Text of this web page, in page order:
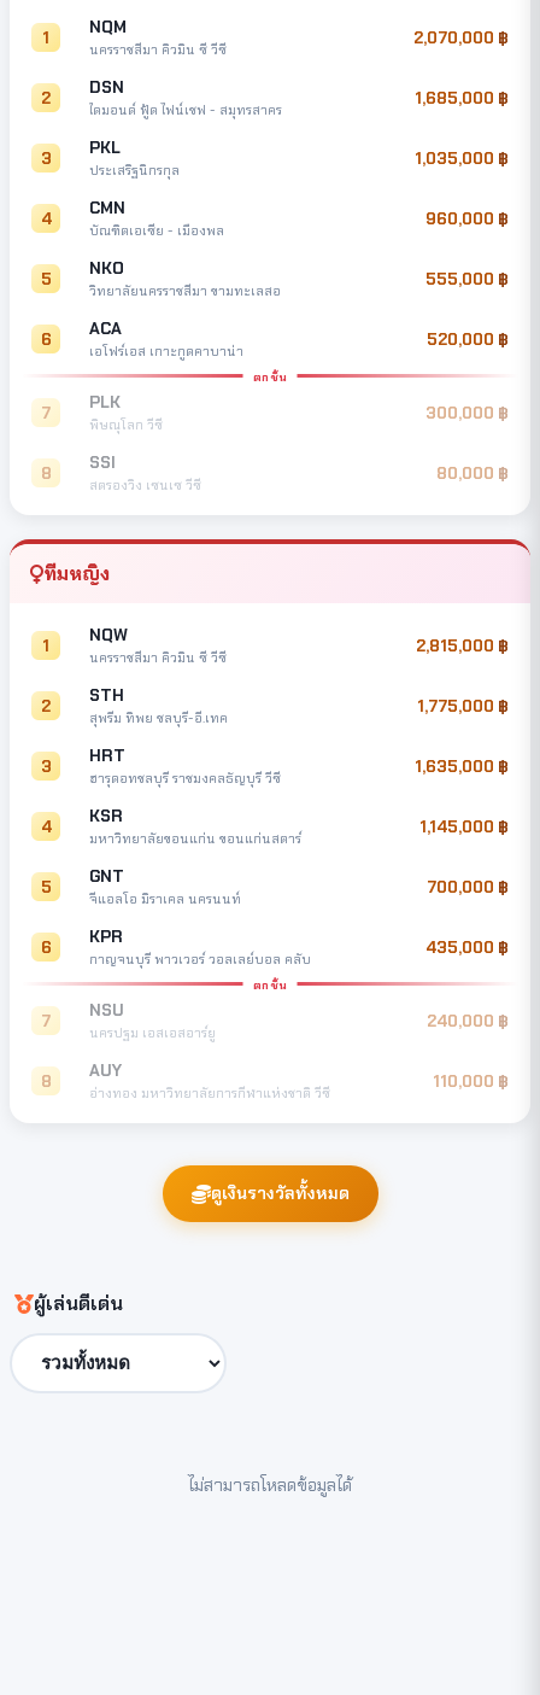
1 NQM
นครราชสีมา คิวมิน ซี วีซี
2,070,000
2 DSN
ไดมอนด์ ฟู้ด ไฟน์เชฟ - สมุทรสาคร
1,685,000
3 PKL
ประเสริฐนิกรกุล
1,035,000
4 CMN
บัณฑิตเอเซีย - เมืองพล
960,000
5 NKO
วิทยาลัยนครราชสีมา ขามทะเลสอ
555,000
6 ACA
เอโฟร์เอส เกาะกูดคาบาน่า
520,000
ตกชั้น
7 PLK
พิษณุโลก วีซี
300,000
8 SSI
สตรองวิง เซนเซ วีซี
80,000
ทีมหญิง
1 NQW
นครราชสีมา คิวมิน ซี วีซี
2,815,000
2 STH
สุพรีม ทิพย ชลบุรี-อี.เทค
1,775,000
3 HRT
ฮารุดอทชลบุรี ราชมงคลธัญบุรี วีซี
1,635,000
4 KSR
มหาวิทยาลัยขอนแก่น ขอนแก่นสตาร์
1,145,000
5 GNT
จีแอลโอ มิราเคล นครนนท์
700,000
6 KPR
กาญจนบุรี พาวเวอร์ วอลเลย์บอล คลับ
435,000
ตกชั้น
7 NSU
นครปฐม เอสเอสอาร์ยู
240,000
8 AUY
อ่างทอง มหาวิทยาลัยการกีฬาแห่งชาติ วีซี
110,000
ดูเงินรางวัลทั้งหมด
ผู้เล่นดีเด่น
ไม่สามารถโหลดข้อมูลได้